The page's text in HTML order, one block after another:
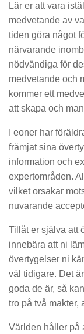
Lär er att vara
medvetande av
tiden göra något
närvarande
nödvändiga för
medvetande och
kommer ett
att skapa och
I eoner har
främjat sina
information och
expertområden.
vilket orsakar
nuvarande
Tillåt er själva att
innebära att ni
övertygelser ni
väl tidigare. Det
goda de är, så
tro på två makter,
Världen håller på